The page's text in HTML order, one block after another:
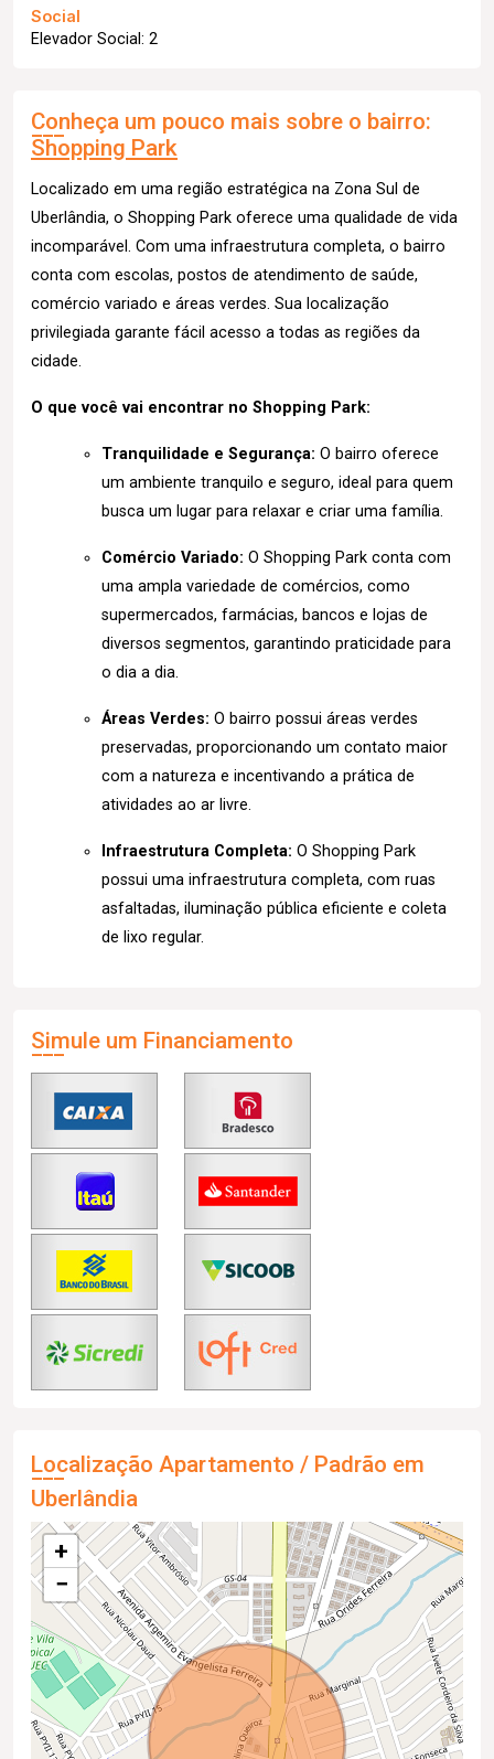
Social
Elevador Social: 2
Conheça um pouco mais sobre o bairro:
Shopping Park
Localizado em uma região estratégica na Zona Sul de
Uberlândia, o Shopping Park oferece uma qualidade de vida
incomparável. Com uma infraestrutura completa, o bairro
conta com escolas, postos de atendimento de saúde,
comércio variado e áreas verdes. Sua localização
privilegiada garante fácil acesso a todas as regiões da
cidade.
O que você vai encontrar no Shopping Park:
Tranquilidade e Segurança: O bairro oferece
um ambiente tranquilo e seguro, ideal para quem
busca um lugar para relaxar e criar uma família.
Comércio Variado: O Shopping Park conta com
uma ampla variedade de comércios, como
supermercados, farmácias, bancos e lojas de
diversos segmentos, garantindo praticidade para
o dia a dia.
Áreas Verdes: O bairro possui áreas verdes
preservadas, proporcionando um contato maior
com a natureza e incentivando a prática de
atividades ao ar livre.
Infraestrutura Completa: O Shopping Park
possui uma infraestrutura completa, com ruas
asfaltadas, iluminação pública eficiente e coleta
de lixo regular.
Simule um Financiamento
Localização Apartamento / Padrão em
Uberlândia
+
−